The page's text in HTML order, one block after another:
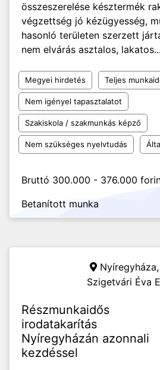
összeszerelése késztermék
végzettség jó kézügyesség,
hasonló területen szerzett
nem elvárás asztalos, lakatos...
Megyei hirdetés Teljes
Nem igényel tapasztalatot
Szakiskola / szakmunkás képző
Nem szükséges nyelvtudás
Bruttó 300.000 - 376.000
Betanított munka
Nyíregyháza,
Szigetvári Éva
Részmunkaidős
irodatakarítás
Nyíregyházán azonnali
kezdéssel